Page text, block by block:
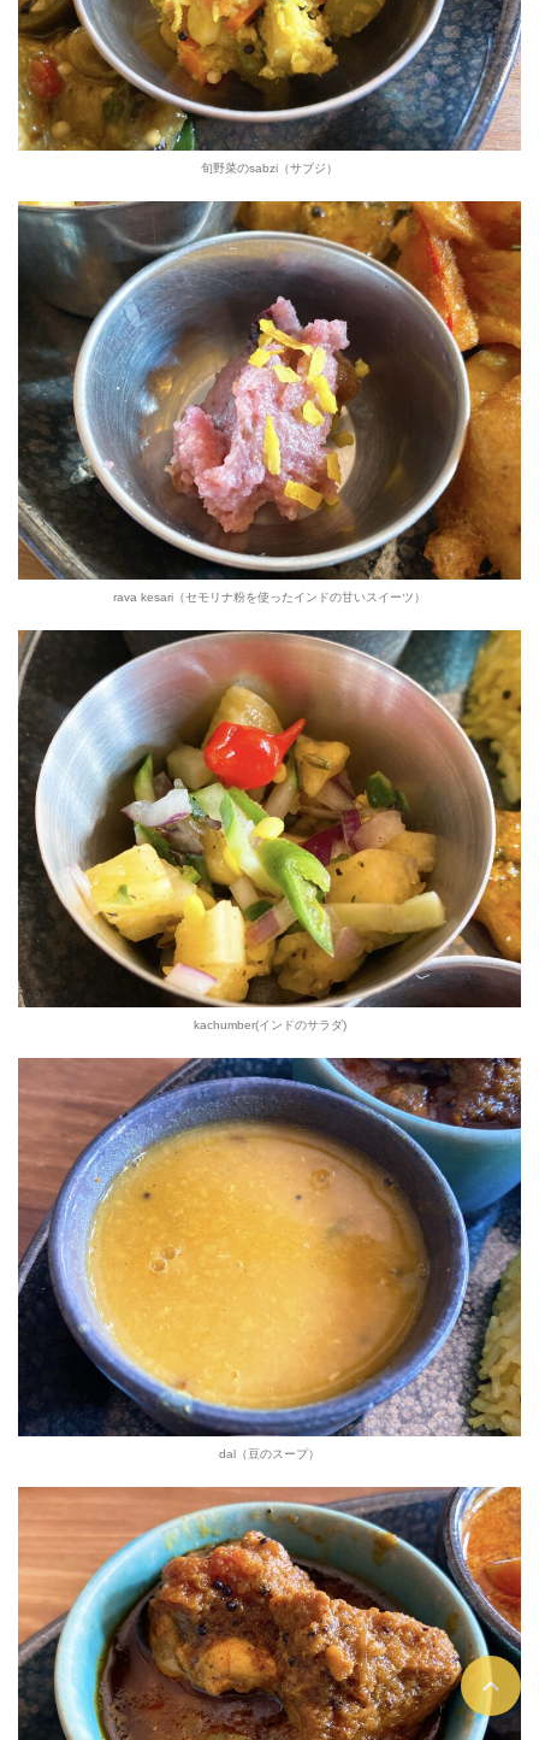
旬野菜のsabzi（サブジ）
rava kesari（セモリナ粉を使ったインドの甘いスイーツ）
kachumber(インドのサラダ)
dal（豆のスープ）